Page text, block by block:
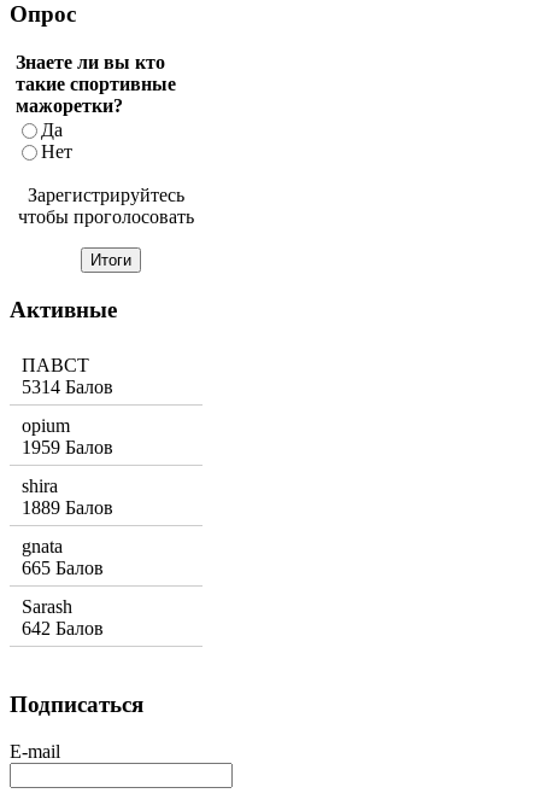
Опрос
Знаете ли вы кто
такие спортивные
мажоретки?
Да
Нет
Зарегистрируйтесь
чтобы проголосовать
Активные
ПАВСТ
5314 Балов
opium
1959 Балов
shira
1889 Балов
gnata
665 Балов
Sarash
642 Балов
Подписаться
E-mail